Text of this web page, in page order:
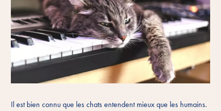
Il est bien connu que les chats entendent mieux que les humains.